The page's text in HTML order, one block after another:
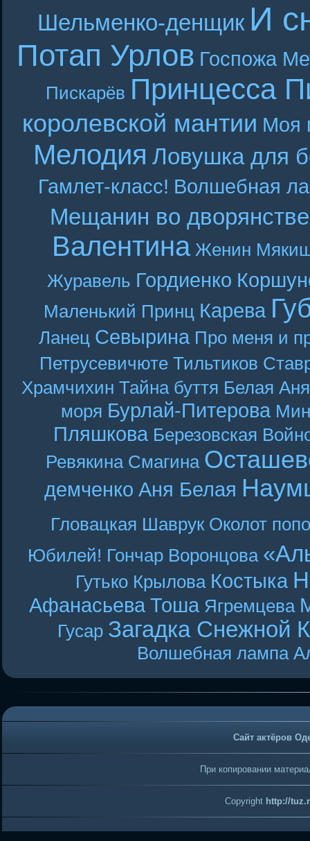
Шельменко-денщик И
Потап Урлов Госпожа
Пискарёв Принцесса
королевской мантии Моя
Мелодия Ловушка для
Гамлет-класс! Волшебная
Мещанин во дворянстве
Валентина Женин
Журавель Гордиенко
Маленький Принц Карева
Ланец Севырина Про меня и
Петрусевичюте Тильтиков
Храмчихин Тайна буття Белая Аня
моря Бурлай-Питерова
Пляшкова Березовская
Ревякина Смагина
демченко Аня Белая
Гловацкая Шаврук Околот
Юбилей! Гончар Воронцова
Гутько Крылова Костыка
Афанасьева Тоша Ягремцева
Гусар Загадка Снежной
Волшебная лампа
Сайт актёров
При копировании
Copyright http://